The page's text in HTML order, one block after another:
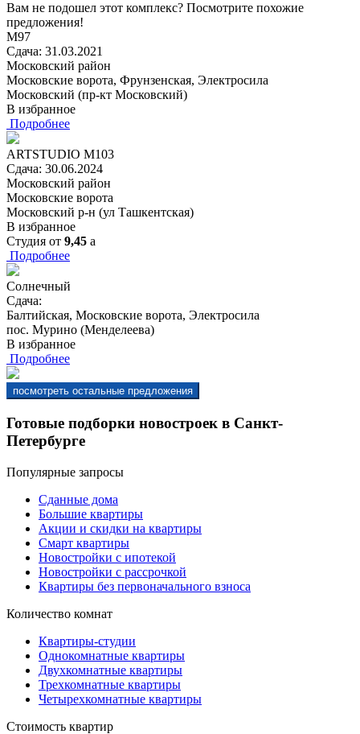
Вам не подошел этот комплекс? Посмотрите похожие
предложения!
М97
Сдача: 31.03.2021
Московский район
Московские ворота, Фрунзенская, Электросила
Московский (пр-кт Московский)
В избранное
Подробнее
ARTSTUDIO M103
Сдача: 30.06.2024
Московский район
Московские ворота
Московский р-н (ул Ташкентская)
В избранное
Студия от 9,45 a
Подробнее
Солнечный
Сдача:
Балтийская, Московские ворота, Электросила
пос. Мурино (Менделеева)
В избранное
Подробнее
Готовые подборки новостроек в Санкт-
Петербурге
Популярные запросы
Сданные дома
Большие квартиры
Акции и скидки на квартиры
Смарт квартиры
Новостройки с ипотекой
Новостройки с рассрочкой
Квартиры без первоначального взноса
Количество комнат
Квартиры-студии
Однокомнатные квартиры
Двухкомнатные квартиры
Трехкомнатные квартиры
Четырехкомнатные квартиры
Стоимость квартир